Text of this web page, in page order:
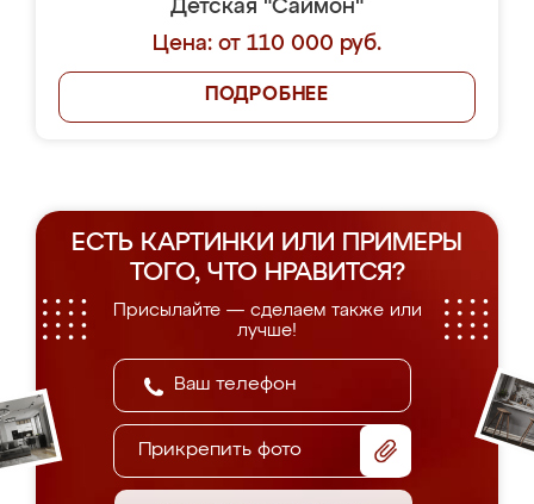
Детская "Саймон"
Цена: от 110 000 руб.
ПОДРОБНЕЕ
ЕСТЬ КАРТИНКИ ИЛИ ПРИМЕРЫ
ТОГО, ЧТО НРАВИТСЯ?
Присылайте — сделаем также или
лучше!
Прикрепить фото